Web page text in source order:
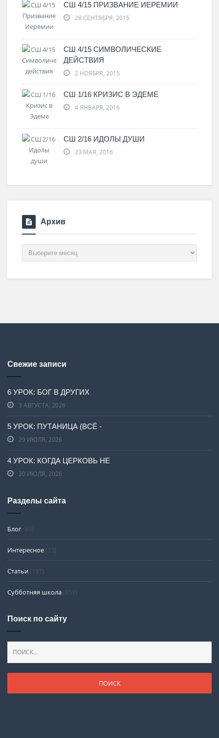
СШ 4/15 ПРИЗВАНИЕ ИЕРЕМИИ
28 СЕНТЯБРЯ, 2015
СШ 4/15 СИМВОЛИЧЕСКИЕ
ДЕЙСТВИЯ
2 НОЯБРЯ, 2015
СШ 1/16 КРИЗИС В ЭДЕМЕ
4 ЯНВАРЯ, 2016
СШ 2/16 ИДОЛЫ ДУШИ
23 МАЯ, 2016
Архив
Архив
Свежие записи
6 УРОК: БОГ В ДРУГИХ
3 АВГУСТА, 2026
5 УРОК: ПУТАНИЦА (ВСЁ -
29 ИЮЛЯ, 2026
4 УРОК: КОГДА ЦЕРКОВЬ НЕ
20 ИЮЛЯ, 2026
Разделы сайта
Блог (69)
Интересное (33)
Статьи (197)
Субботняя школа (651)
Поиск по сайту